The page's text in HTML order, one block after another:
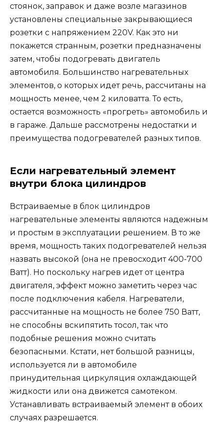
стоянок, заправок и даже возле магазинов
установлены специальные закрывающиеся
розетки с напряжением 220V. Как это ни
покажется странным, розетки предназначены
затем, чтобы подогревать двигатель
автомобиля. Большинство нагревательных
элементов, о которых идет речь, рассчитаны на
мощность менее, чем 2 киловатта. То есть,
остается возможность «прогреть» автомобиль и
в гараже. Дальше рассмотрены недостатки и
преимущества подогревателей разных типов.
Если нагревательный элемент
внутри блока цилиндров
Встраиваемые в блок цилиндров
нагревательные элементы являются надежным
и простым в эксплуатации решением. В то же
время, мощность таких подогревателей нельзя
назвать высокой (она не превосходит 400-700
Ватт). Но поскольку нагрев идет от центра
двигателя, эффект можно заметить через час
после подключения кабеля. Нагреватели,
рассчитанные на мощность не более 750 Ватт,
не способны вскипятить тосол, так что
подобные решения можно считать
безопасными. Кстати, нет большой разницы,
используется ли в автомобиле
принудительная циркуляция охлаждающей
жидкости или она движется самотеком.
Устанавливать встраиваемый элемент в обоих
случаях разрешается.